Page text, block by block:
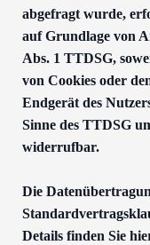
abgefragt wurde,
auf Grundlage von
Abs. 1 TTDSG,
von Cookies oder
Endgerät des
Sinne des TTDSG
widerrufbar.
Die
Details finden Sie